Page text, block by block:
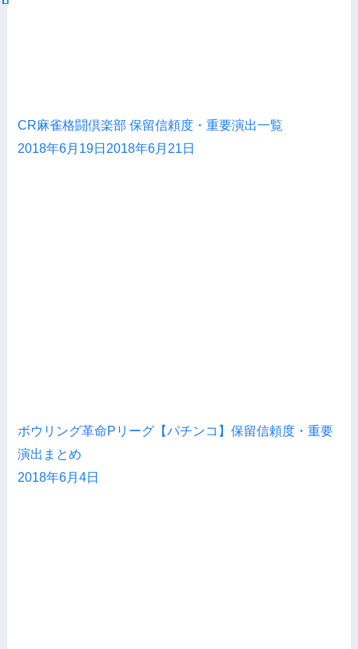
CR麻雀格闘倶楽部 保留信頼度・重要演出一覧
2018年6月19日 2018年6月21日
ボウリング革命Pリーグ【パチンコ】保留信頼度・重要
演出まとめ
2018年6月4日